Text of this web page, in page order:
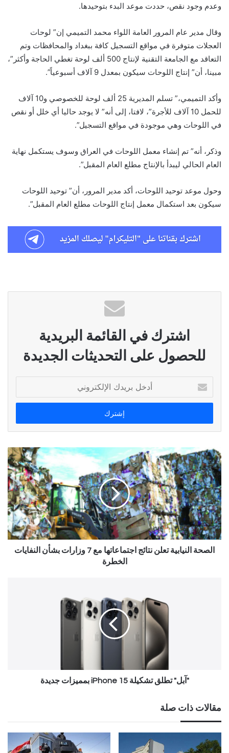
وعدم وجود نقص، حددت موعد البدء بتوحيدها.
وقال مدير عام المرور العامة اللواء محمد التميمي إن” لوحات
العجلات متوفرة في مواقع التسجيل كافة ببغداد والمحافظات وتم
التعاقد مع الجامعة التقنية لإنتاج 500 ألف لوحة تغطي الحاجة وأكثر”،
مبينا، أن” إنتاج اللوحات سيكون بمعدل 9 آلاف أسبوعياً”.
وأكد التميمي،” تسلم المديرية 25 ألف لوحة للخصوصي و10 آلاف
للحمل 10 آلاف للأجرة”، لافتا، إلى أنه” لا يوجد حاليا أي خلل أو نقص
في اللوحات وهي موجودة في مواقع التسجيل”.
وذكر، أنه” تم إنشاء معمل اللوحات في العراق وسوف يستكمل نهاية
العام الحالي ليبدأ بالإنتاج مطلع العام المقبل”.
وحول موعد توحيد اللوحات، أكد مدير المرور، أن” توحيد اللوحات
سيكون بعد استكمال معمل إنتاج اللوحات مطلع العام المقبل”.
اشترك في القائمة البريدية
للحصول على التحديثات الجديدة
بريدك
الإلكتروني
الصحة النيابية تعلن نتائج اجتماعاتها مع 7 وزارات بشأن النفايات
الخطرة
"آبل" تطلق تشكيلة 15 iPhone بمميزات جديدة
مقالات ذات صلة